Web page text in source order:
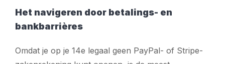
Het navigeren door betalings- en
bankbarrières
Omdat je op je 14e legaal geen PayPal- of Stripe-